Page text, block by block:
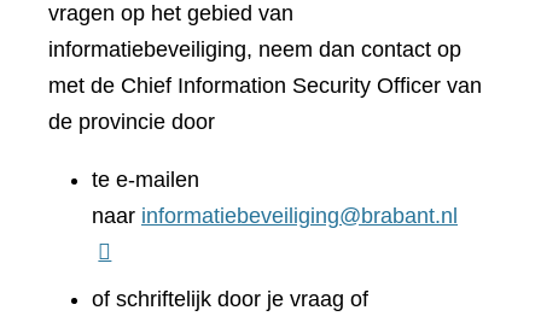
vragen op het gebied van
informatiebeveiliging, neem dan contact op
met de Chief Information Security Officer van
de provincie door
te e-mailen
naar informatiebeveiliging@brabant.nl
of schriftelijk door je vraag of